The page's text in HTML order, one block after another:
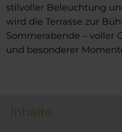
stilvoller Beleuchtung
wird die Terrasse zur
Sommerabende – voller
und besonderer
Inhalte